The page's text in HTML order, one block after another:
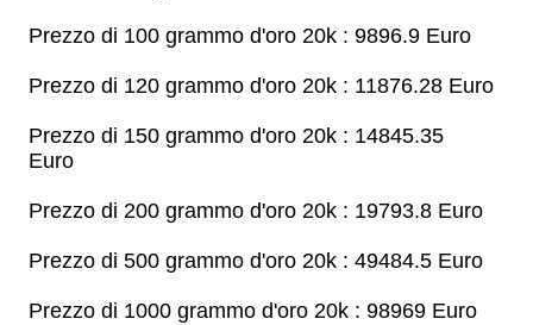
Prezzo di 100 grammo d'oro 20k : 9896.9 Euro
Prezzo di 120 grammo d'oro 20k : 11876.28 Euro
Prezzo di 150 grammo d'oro 20k : 14845.35
Euro
Prezzo di 200 grammo d'oro 20k : 19793.8 Euro
Prezzo di 500 grammo d'oro 20k : 49484.5 Euro
Prezzo di 1000 grammo d'oro 20k : 98969 Euro